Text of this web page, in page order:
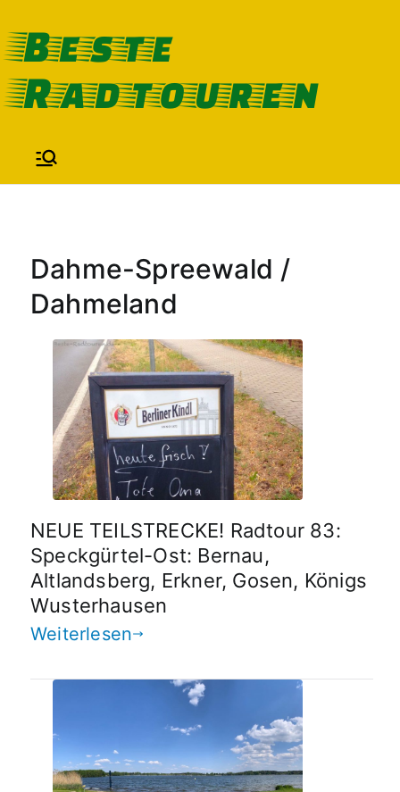
Inhalt
springen
Beste
Radtouren
Dahme-Spreewald /
Dahmeland
NEUE TEILSTRECKE! Radtour 83:
Speckgürtel-Ost: Bernau,
Altlandsberg, Erkner, Gosen, Königs
Wusterhausen
Weiterlesen